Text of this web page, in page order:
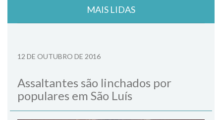
MAIS LIDAS
12 DE OUTUBRO DE 2016
Assaltantes são linchados por
populares em São Luís